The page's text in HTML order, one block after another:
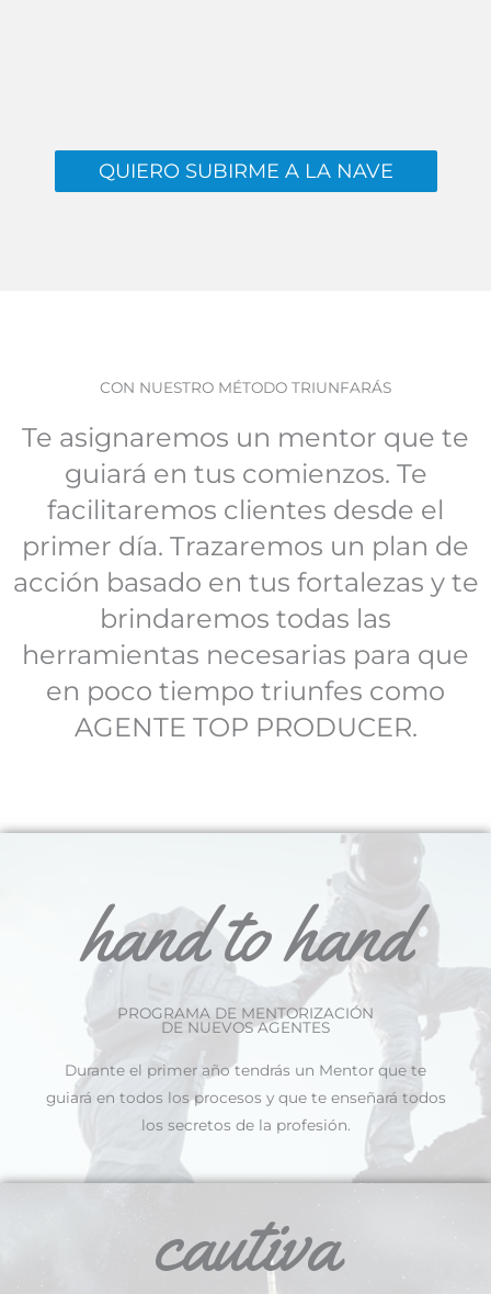
QUIERO SUBIRME A LA NAVE
CON NUESTRO MÉTODO TRIUNFARÁS
Te asignaremos un mentor que te
guiará en tus comienzos. Te
facilitaremos clientes desde el
primer día. Trazaremos un plan de
acción basado en tus fortalezas y te
brindaremos todas las
herramientas necesarias para que
en poco tiempo triunfes como
AGENTE TOP PRODUCER.
hand to hand
PROGRAMA DE MENTORIZACIÓN
DE NUEVOS AGENTES
Durante el primer año tendrás un Mentor que te
guiará en todos los procesos y que te enseñará todos
los secretos de la profesión.
cautiva